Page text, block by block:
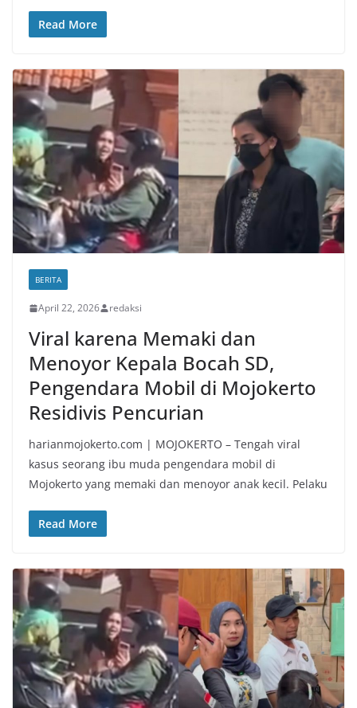
Read More
BERITA
April 22, 2026 redaksi
Viral karena Memaki dan
Menoyor Kepala Bocah SD,
Pengendara Mobil di Mojokerto
Residivis Pencurian
harianmojokerto.com | MOJOKERTO – Tengah viral
kasus seorang ibu muda pengendara mobil di
Mojokerto yang memaki dan menoyor anak kecil. Pelaku
Read More